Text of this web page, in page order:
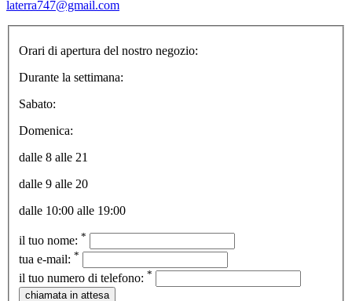
laterra747@gmail.com
Orari di apertura del nostro negozio:
Durante la settimana:
Sabato:
Domenica:
dalle 8 alle 21
dalle 9 alle 20
dalle 10:00 alle 19:00
il tuo nome: *
tua e-mail: *
il tuo numero di telefono: *